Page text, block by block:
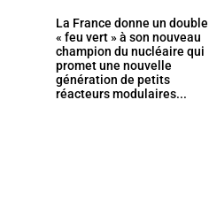
La France donne un double
« feu vert » à son nouveau
champion du nucléaire qui
promet une nouvelle
génération de petits
réacteurs modulaires...